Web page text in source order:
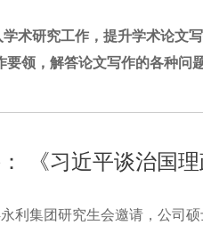
术研究工作，提升学术论
领，解答论文写作的各种
《习近平谈治国
利集团研究生会邀请，公司